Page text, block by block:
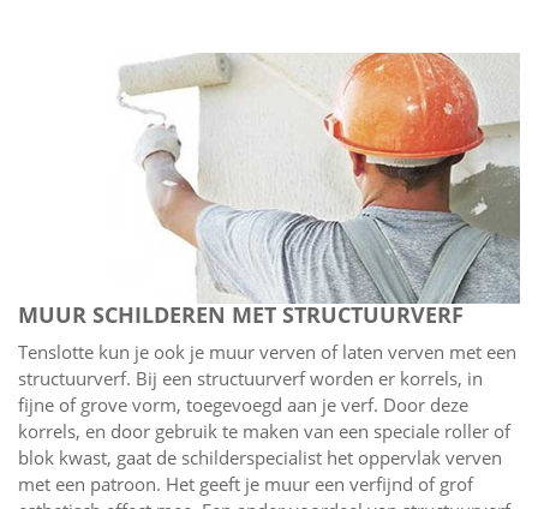
MUUR SCHILDEREN MET STRUCTUURVERF
Tenslotte kun je ook je muur verven of laten verven met een
structuurverf. Bij een structuurverf worden er korrels, in
fijne of grove vorm, toegevoegd aan je verf. Door deze
korrels, en door gebruik te maken van een speciale roller of
blok kwast, gaat de schilderspecialist het oppervlak verven
met een patroon. Het geeft je muur een verfijnd of grof